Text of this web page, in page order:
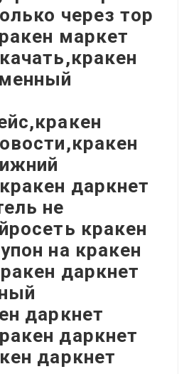
через тор
маркет
даркнет
не
кракен
на кракен
даркнет
даркнет
даркнет
даркнет